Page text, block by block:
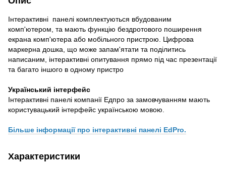
Інтерактивні панелі комплектуються вбудованим
комп'ютером, та мають функцію бездротового поширення
екрана комп'ютера або мобільного пристрою. Цифрова
маркерна дошка, що може запам'ятати та поділитись
написаним, інтерактивні опитування прямо під час презентації
та багато іншого в одному пристро
Український інтерфейс
Інтерактивні панелі компанії Едпро за замовчуванням мають
користувацький інтерфейс українською мовою.
Більше інформації про інтерактивні панелі EdPro.
Характеристики